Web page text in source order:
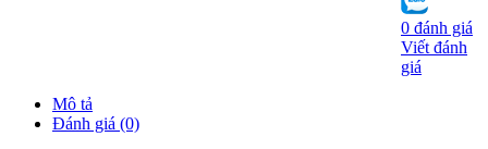
0 đánh giá
Viết đánh
giá
Mô tả
Đánh giá (0)